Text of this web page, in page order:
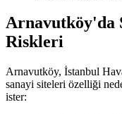
Arnavutköy'da
Riskleri
Arnavutköy, İstanbul
sanayi siteleri özelliği
ister: